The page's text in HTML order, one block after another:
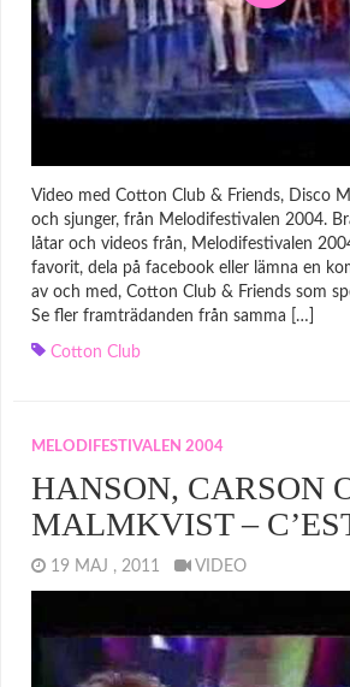
Video med Cotton Club & Friends, Disco
och sjunger, från Melodifestivalen 2004.
låtar och videos från, Melodifestivalen
favorit, dela på facebook eller lämna en
av och med, Cotton Club & Friends som
Se fler framträdanden från samma […]
Cotton Club
MELODIFESTIVALEN 2004
HANSON, CARSON
MALMKVIST –
19 MAJ , 2011 VIDEO